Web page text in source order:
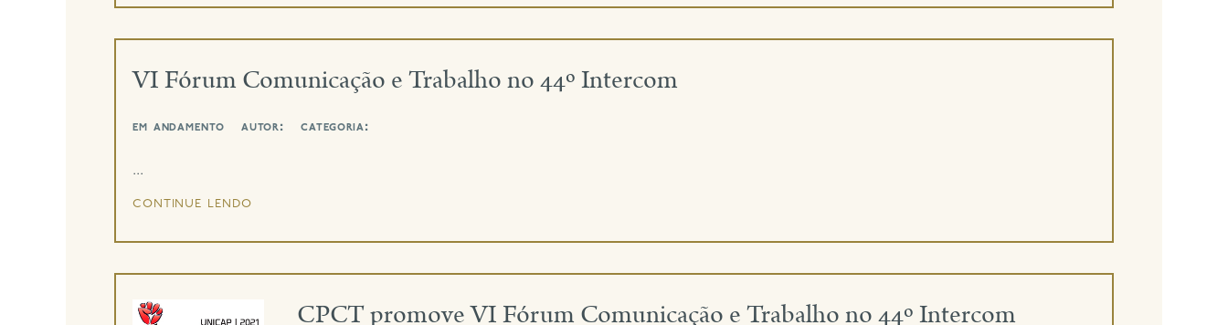
VI Fórum Comunicação e Trabalho no 44º Intercom
em andamento autor: categoria:
...
continue lendo
CPCT promove VI Fórum Comunicação e Trabalho no 44º Intercom